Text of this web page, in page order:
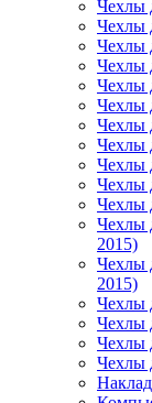
Чехлы
Чехлы
Чехлы
Чехлы
Чехлы
Чехлы
Чехлы
Чехлы
Чехлы
Чехлы
Чехлы
Чехлы
2015)
Чехлы
2015)
Чехлы
Чехлы
Чехлы
Чехлы